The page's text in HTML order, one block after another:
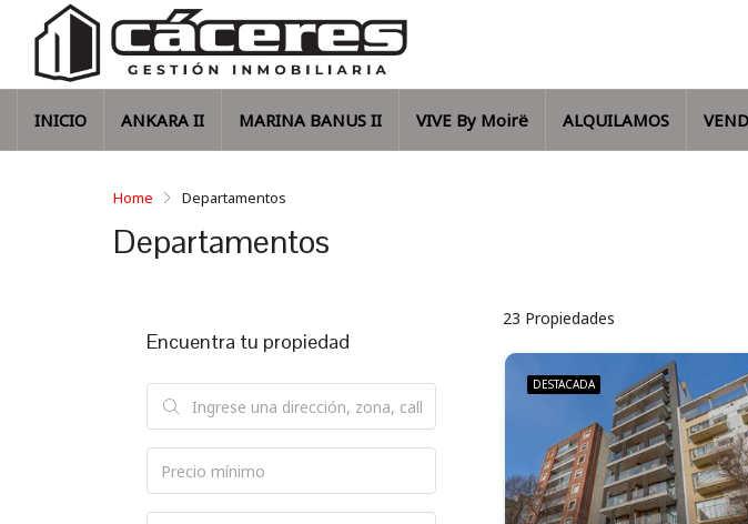
INICIO ANKARA II MARINA BANUS II VIVE By Moirë ALQUILAMOS
Home Departamentos
Departamentos
23 Propiedades
DESTACADA
Encuentra tu propiedad